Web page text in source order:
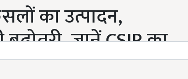
का उत्पादन,
जानें CSIR का